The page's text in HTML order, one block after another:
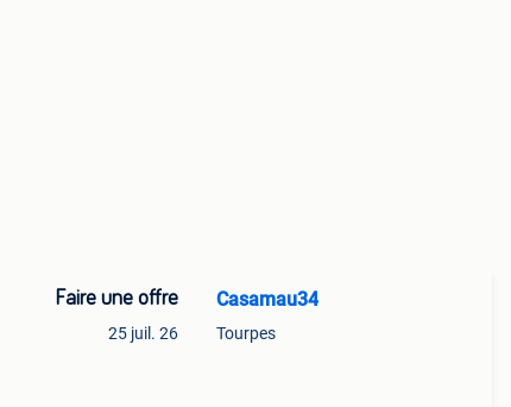
Faire une offre
25 juil. 26
Casamau34
Tourpes